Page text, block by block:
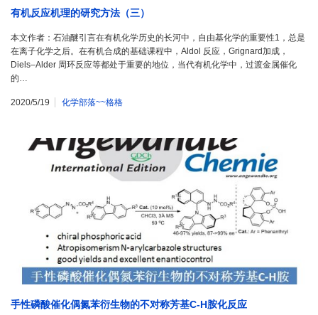
有机反应机理的研究方法（三）
本文作者：石油醚引言在有机化学历史的长河中，自由基化学的重要性1，总是
在离子化学之后。在有机合成的基础课程中，Aldol 反应，Grignard加成，
Diels–Alder 周环反应等都处于重要的地位，当代有机化学中，过渡金属催化
的…
2020/5/19 化学部落~~格格
手性磷酸催化偶氮苯衍生物的不对称芳基C-H胺化反应